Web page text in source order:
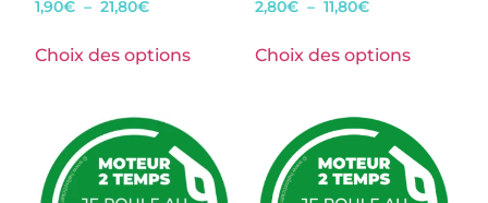
1,90€ – 21,80€
Choix des options
2,80€ – 11,80€
Choix des options